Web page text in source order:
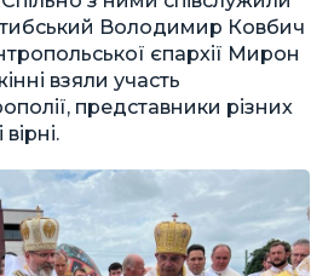
Володимир Ковбич
єпархії Мирон
взяли участь
представники різних